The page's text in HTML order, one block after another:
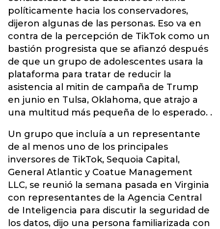
políticamente hacia los conservadores,
dijeron algunas de las personas. Eso va en
contra de la percepción de TikTok como un
bastión progresista que se afianzó después
de que un grupo de adolescentes usara la
plataforma para tratar de reducir la
asistencia al mitin de campaña de Trump
en junio en Tulsa, Oklahoma, que atrajo a
una multitud más pequeña de lo esperado. .
Un grupo que incluía a un representante
de al menos uno de los principales
inversores de TikTok, Sequoia Capital,
General Atlantic y Coatue Management
LLC, se reunió la semana pasada en Virginia
con representantes de la Agencia Central
de Inteligencia para discutir la seguridad de
los datos, dijo una persona familiarizada con